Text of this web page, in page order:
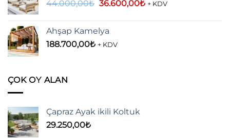
44.000,00₺ Orijinal
36.600,00₺Şu
+ KDV
Ahşap Kamelya
188.700,00₺ + KDV
ÇOK OY ALAN
Çapraz Ayak ikili Koltuk
29.250,00₺